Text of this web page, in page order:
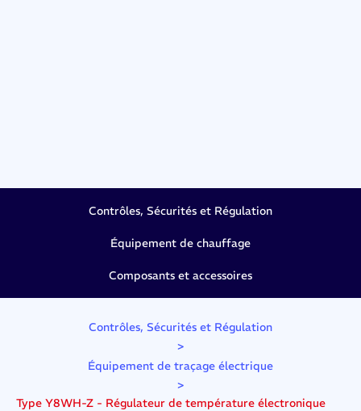
Contrôles, Sécurités et Régulation
Équipement de chauffage
Composants et accessoires
Contrôles, Sécurités et Régulation
>
Équipement de traçage électrique
>
Type Y8WH-Z - Régulateur de température électronique